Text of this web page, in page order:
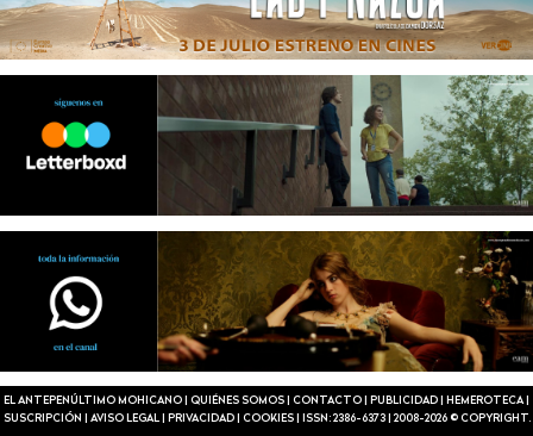
EL ANTEPENÚLTIMO MOHICANO QUIÉNES SOMOS CONTACTO PUBLICIDAD HEMEROTECA|
SUSCRIPCIÓN
AVISO LEGAL| PRIVACIDAD| COOKIES| ISSN: 2386-6373| 2008-2026 © COPYRIGHT.